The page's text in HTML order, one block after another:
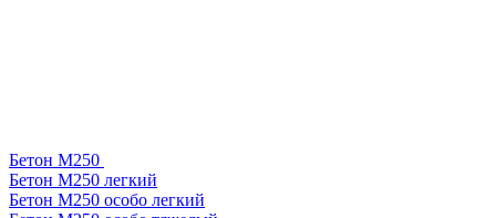
Бетон М250
Бетон М250 легкий
Бетон М250 особо легкий